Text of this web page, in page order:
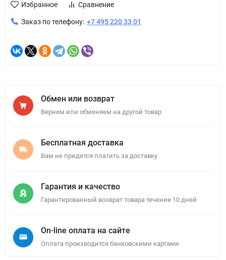
Избранное Сравнение
Заказ по телефону: +7 495 220 33 01
Обмен или возврат
Вернем или обменяем на другой товар
Бесплатная доставка
Вам не придется платить за доставку
Гарантия и качество
Гарантированный возврат товара течение 10 дней
On-line оплата на сайте
Оплата производится банковскими картами